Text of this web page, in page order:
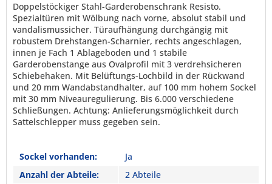
Doppelstöckiger Stahl-Garderobenschrank Resisto.
Spezialtüren mit Wölbung nach vorne, absolut stabil und
vandalismussicher. Türaufhängung durchgängig mit
robustem Drehstangen-Scharnier, rechts angeschlagen,
innen je Fach 1 Ablageboden und 1 stabile
Garderobenstange aus Ovalprofil mit 3 verdrehsicheren
Schiebehaken. Mit Belüftungs-Lochbild in der Rückwand
und 20 mm Wandabstandhalter, auf 100 mm hohem Sockel
mit 30 mm Niveauregulierung. Bis 6.000 verschiedene
Schließungen. Achtung: Anlieferungsmöglichkeit durch
Sattelschlepper muss gegeben sein.
Sockel vorhanden:
Ja
Anzahl der Abteile:
2 Abteile